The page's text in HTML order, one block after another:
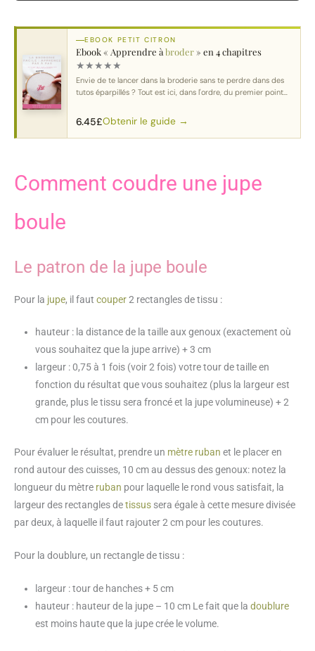
EBOOK PETIT CITRON
Ebook « Apprendre àbroder» en 4 chapitres
★★★★★
Envie de te lancer dans la broderie sans te perdre dans des
tutos éparpillés ? Tout est ici, dans l'ordre, du premier point
6.45£Obtenir le guide →
Comment coudre une jupe
boule
Le patron de la jupe boule
Pour la jupe, il faut couper2 rectangles de tissu :
hauteur : la distance de la taille aux genoux (exactement où
vous souhaitez que la jupe arrive) + 3 cm
largeur : 0,75 à 1 fois (voir 2 fois) votre tour de taille en
fonction du résultat que vous souhaitez (plus la largeur est
grande, plus le tissu sera froncé et la jupe volumineuse) + 2
cm pour les coutures.
Pour évaluer le résultat, prendre un mètre ruban et le placer en
rond autour des cuisses, 10 cm au dessus des genoux: notez la
longueur du mètre ruban pour laquelle le rond vous satisfait, la
largeur des rectangles detissus sera égale à cette mesure divisée
par deux, à laquelle il faut rajouter 2 cm pour les coutures.
Pour la doublure, un rectangle de tissu :
largeur : tour de hanches + 5 cm
hauteur : hauteur de la jupe – 10 cm Le fait que la doublure
est moins haute que la jupe crée le volume.